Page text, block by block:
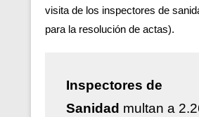
visita de los inspectores de
para la resolución de actas).
Inspectores de
Sanidad multan a